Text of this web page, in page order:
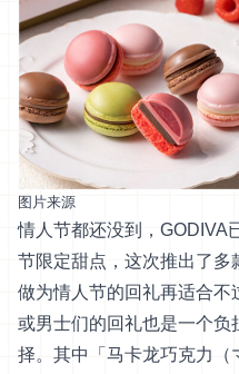
图片来源
情人节都还没到，GODIVA
节限定甜点，这次推出了多
做为情人节的回礼再适合不
或男士们的回礼也是一个
择。其中「马卡龙巧克力